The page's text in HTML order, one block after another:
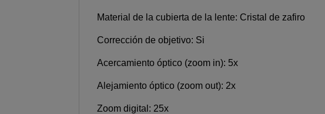
Material de la cubierta de la lente: Cristal de zafiro
Corrección de objetivo: Si
Acercamiento óptico (zoom in): 5x
Alejamiento óptico (zoom out): 2x
Zoom digital: 25x